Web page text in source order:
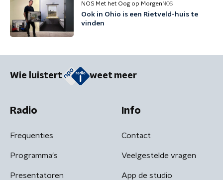
NOS Met het Oog op Morgen NOS
Ook in Ohio is een Rietveld-huis te
vinden
Wie luistert weet meer
Radio
Frequenties
Programma's
Presentatoren
Info
Contact
Veelgestelde vragen
App de studio